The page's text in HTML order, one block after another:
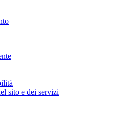
sito e dei servizi